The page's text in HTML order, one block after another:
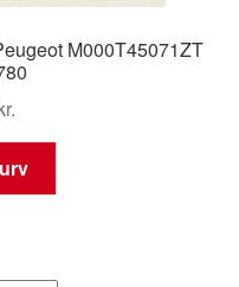
M000T45071ZT